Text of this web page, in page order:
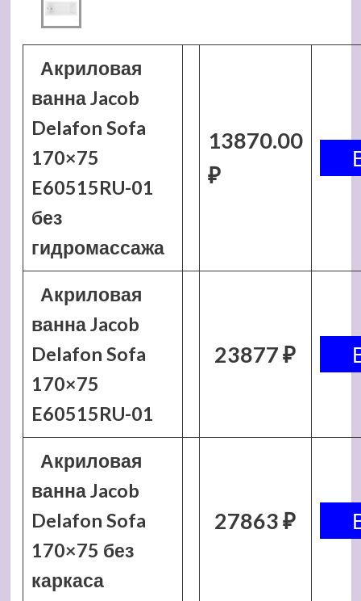
Акриловая
ванна Jacob
Delafon Sofa
170×75
E60515RU-01
без
гидромассажа
13870.00
₽
Акриловая
ванна Jacob
Delafon Sofa
170×75
E60515RU-01
23877 ₽
Акриловая
ванна Jacob
Delafon Sofa
170×75 без
каркаса
27863 ₽